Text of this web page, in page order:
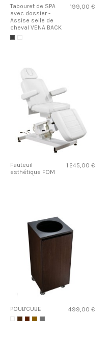
Tabouret de SPA
avec dossier -
Assise selle de
cheval VENA BACK
199,00 €
Fauteuil
esthétique FOM
1 245,00 €
POUB'CUBE 499,00 €